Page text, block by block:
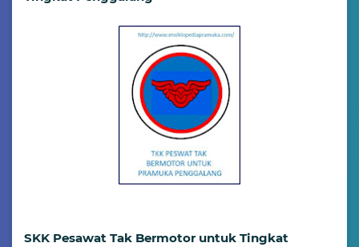
SKK Pesawat Tak Bermotor untuk Tingkat